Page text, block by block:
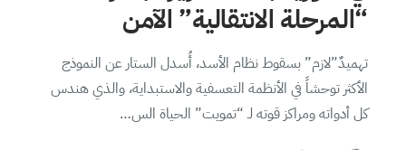
“المرحلة الانتقالية” الآمن
تهميدٌ”لازم” بسقوط نظام الأسد، أُسدل الستار عن النموذج
الأكثر توحشاً في الأنظمة التعسفية والاستبداية، والذي هندس
كل أدواته ومراكز قوته لـ “تمويت” الحياة الس…